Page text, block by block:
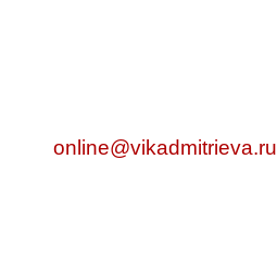
online@vikadmitrieva.ru